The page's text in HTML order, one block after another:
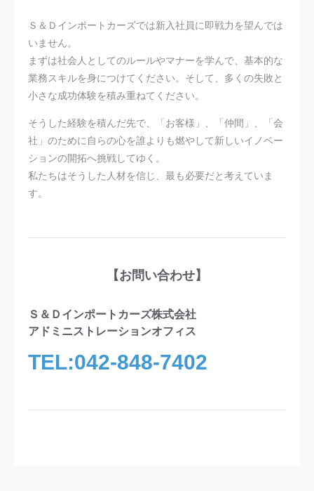
Ｓ＆Ｄインポートカーズでは新入社員に即戦力を望んでは
いません。
まずは社会人としてのルールやマナーを学んで、基本的な
業務スキルを身につけてください。そして、多くの失敗と
小さな成功体験を積み重ねてください。
そうした経験を積んだ先で、「お客様」、「仲間」、「会
社」のために自らの心を誰よりも燃やして新しいイノベー
ションの開拓へ挑戦してゆく。
私たちはそうした人材を信じ、最も必要だと考えていま
す。
【お問い合わせ】
Ｓ＆Ｄインポートカーズ株式会社
アドミニストレーションオフィス
TEL:042-848-7402